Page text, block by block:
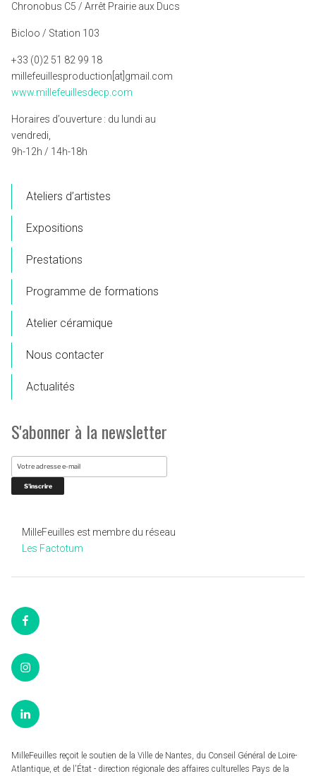
Chronobus C5 / Arrêt Prairie aux Ducs
Bicloo / Station 103
+33 (0)2 51 82 99 18
millefeuillesproduction[at]gmail.com
www.millefeuillesdecp.com
Horaires d’ouverture : du lundi au
vendredi,
9h-12h / 14h-18h
Ateliers d’artistes
Expositions
Prestations
Programme de formations
Atelier céramique
Nous contacter
Actualités
S'abonner à la newsletter
MilleFeuilles est membre du réseau
Les Factotum
Facebook
Instagram
LinkedIn
MilleFeuilles reçoit le soutien de la Ville de Nantes, du Conseil Général de Loire-
Atlantique, et de l'État - direction régionale des affaires culturelles Pays de la